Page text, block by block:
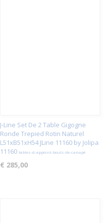
J-Line Set De 2 Table Gigogne
Ronde Trepied Rotin Naturel
L51xB51xH54 JLine 11160 by Jolipa
11160 tables-d-appoint-bouts-de-canapé
€ 285,00